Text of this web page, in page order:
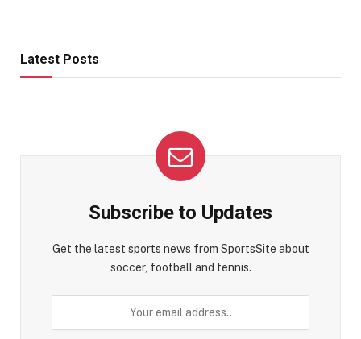
Latest Posts
Subscribe to Updates
Get the latest sports news from SportsSite about
soccer, football and tennis.